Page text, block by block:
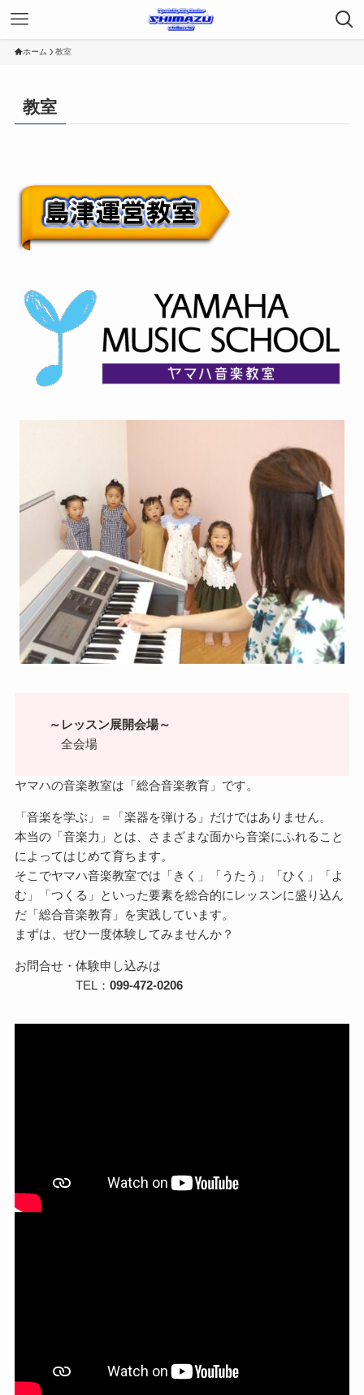
ホーム 教室
教室
～レッスン展開会場～
全会場
ヤマハの音楽教室は「総合音楽教育」です。
「音楽を学ぶ」＝「楽器を弾ける」だけではありません。
本当の「音楽力」とは、さまざまな面から音楽にふれること
によってはじめて育ちます。
そこでヤマハ音楽教室では「きく」「うたう」「ひく」「よ
む」「つくる」といった要素を総合的にレッスンに盛り込ん
だ「総合音楽教育」を実践しています。
まずは、ぜひ一度体験してみませんか？
お問合せ・体験申し込みは
TEL： 099-472-0206